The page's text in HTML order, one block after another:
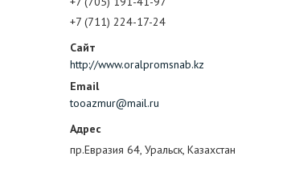
+7 (711) 224-17-24
http://www.oralpromsnab.kz
tooazmur@mail.ru
пр.Евразия 64, Уральск, Казахстан